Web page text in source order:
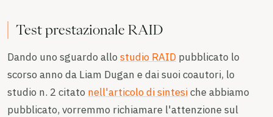
Test prestazionale RAID
Dando uno sguardo allo studio RAID pubblicato lo
scorso anno da Liam Dugan e dai suoi coautori, lo
studio n. 2 citato nell'articolo di sintesiche abbiamo
pubblicato, vorremmo richiamare l'attenzione sul